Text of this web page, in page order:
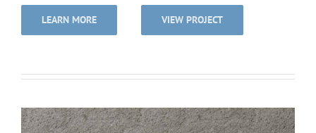
LEARN MORE VIEW PROJECT